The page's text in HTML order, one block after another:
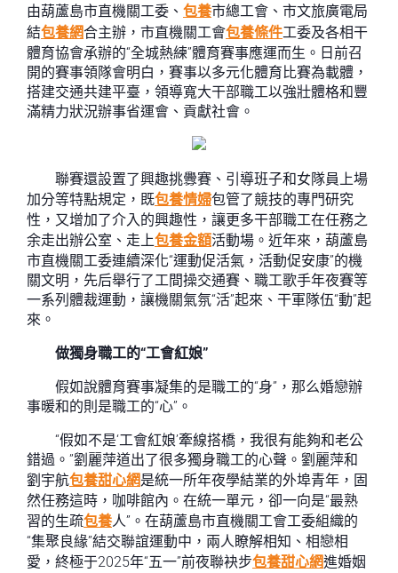
由葫蘆島市直機關工委、 包養市總工會、市文旅廣電局
結包養網合主辦，市直機關工會包養條件工委及各相干
體育協會承辦的“全城熱練”體育賽事應運而生。日前召
開的賽事領隊會明白，賽事以多元化體育比賽為載體，
搭建交通共建平臺，領導寬大干部職工以強壯體格和豐
滿精力狀況辦事省運會、貢獻社會。
聯賽還設置了興趣挑釁賽、引導班子和女隊員上場
加分等特點規定，既包養情婦包管了競技的專門研究
性，又增加了介入的興趣性，讓更多干部職工在任務之
余走出辦公室、走上包養金額活動場。近年來，葫蘆島
市直機關工委連續深化“運動促活氣，活動促安康”的機
關文明，先后舉行了工間操交通賽、職工歌手年夜賽等
一系列體裁運動，讓機關氣氛“活”起來、干軍隊伍“動”起
來。
做獨身職工的“工會紅娘”
假如說體育賽事凝集的是職工的“身”，那么婚戀辦
事暖和的則是職工的“心”。
“假如不是‘工會紅娘’牽線搭橋，我很有能夠和老公
錯過。”劉麗萍道出了很多獨身職工的心聲。劉麗萍和
劉宇航包養甜心網是統一所年夜學結業的外埠青年，固
然任務這時，咖啡館內。在統一單元，卻一向是“最熟
習的生疏包養人”。在葫蘆島市直機關工會工委組織的
“集聚良緣”結交聯誼運動中，兩人瞭解相知、相戀相
愛，終極于2025年“五一”前夜聯袂步包養甜心網進婚姻